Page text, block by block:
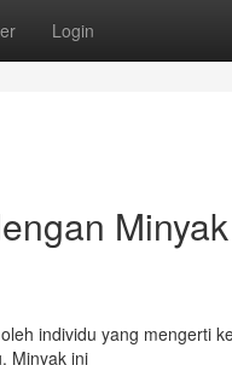
Login
individu yang mengerti
Minyak ini